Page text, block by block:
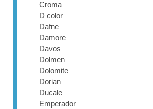
Croma
D color
Dafne
Damore
Davos
Dolmen
Dolomite
Dorian
Ducale
Emperador